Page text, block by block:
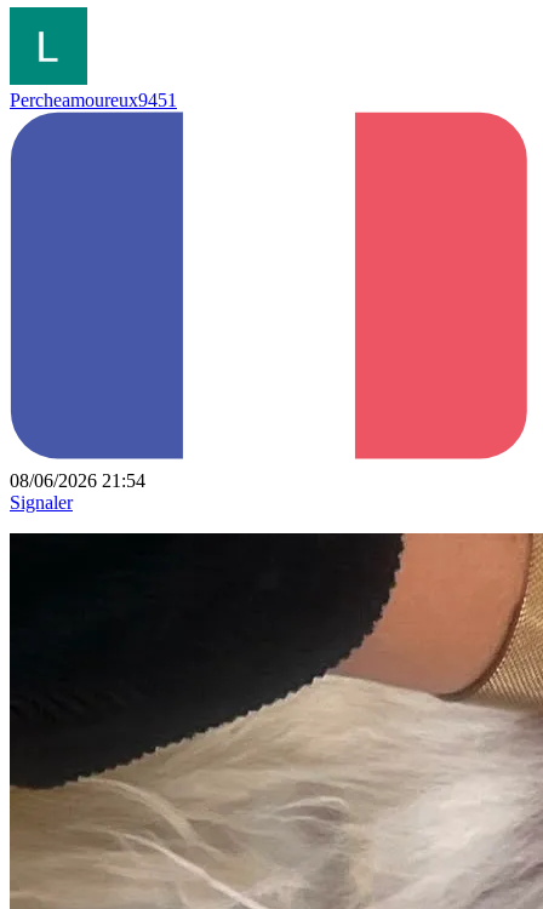
Percheamoureux9451
08/06/2026 21:54
Signaler